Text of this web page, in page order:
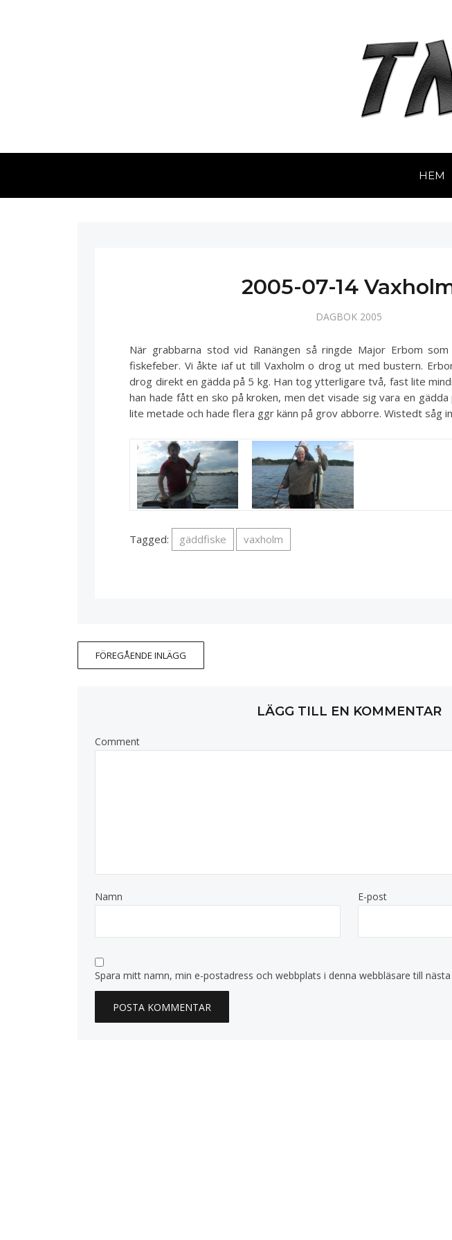
HEM
2005-07-14
DAGBOK 2005
När grabbarna stod vid Ranängen så ringde Major Erbom
fiskefeber. Vi åkte iaf ut till Vaxholm o drog ut med bustern.
drog direkt en gädda på 5 kg. Han tog ytterligare två, fast lite
han hade fått en sko på kroken, men det visade sig vara en gädda
lite metade och hade flera ggr känn på grov abborre. Wistedt såg
Tagged: gäddfiske vaxholm
FÖREGÅENDE INLÄGG
LÄGG TILL EN KOMMENTAR
Comment
Namn E-post
Spara mitt namn, min e-postadress och webbplats i denna webbläsare till